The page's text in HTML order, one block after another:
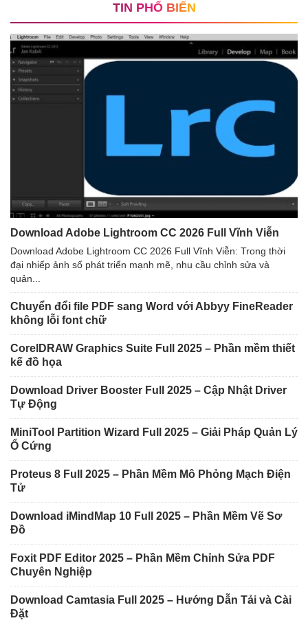
TIN PHỔ BIẾN
Download Adobe Lightroom CC 2026 Full Vĩnh Viễn
Download Adobe Lightroom CC 2026 Full Vĩnh Viễn: Trong thời
đại nhiếp ảnh số phát triển mạnh mẽ, nhu cầu chỉnh sửa và
quản...
Chuyển đổi file PDF sang Word với Abbyy FineReader
không lỗi font chữ
CorelDRAW Graphics Suite Full 2025 – Phần mềm thiết
kế đồ họa
Download Driver Booster Full 2025 – Cập Nhật Driver
Tự Động
MiniTool Partition Wizard Full 2025 – Giải Pháp Quản Lý
Ổ Cứng
Proteus 8 Full 2025 – Phần Mềm Mô Phỏng Mạch Điện
Tử
Download iMindMap 10 Full 2025 – Phần Mềm Vẽ Sơ
Đồ
Foxit PDF Editor 2025 – Phần Mềm Chỉnh Sửa PDF
Chuyên Nghiệp
Download Camtasia Full 2025 – Hướng Dẫn Tải và Cài
Đặt